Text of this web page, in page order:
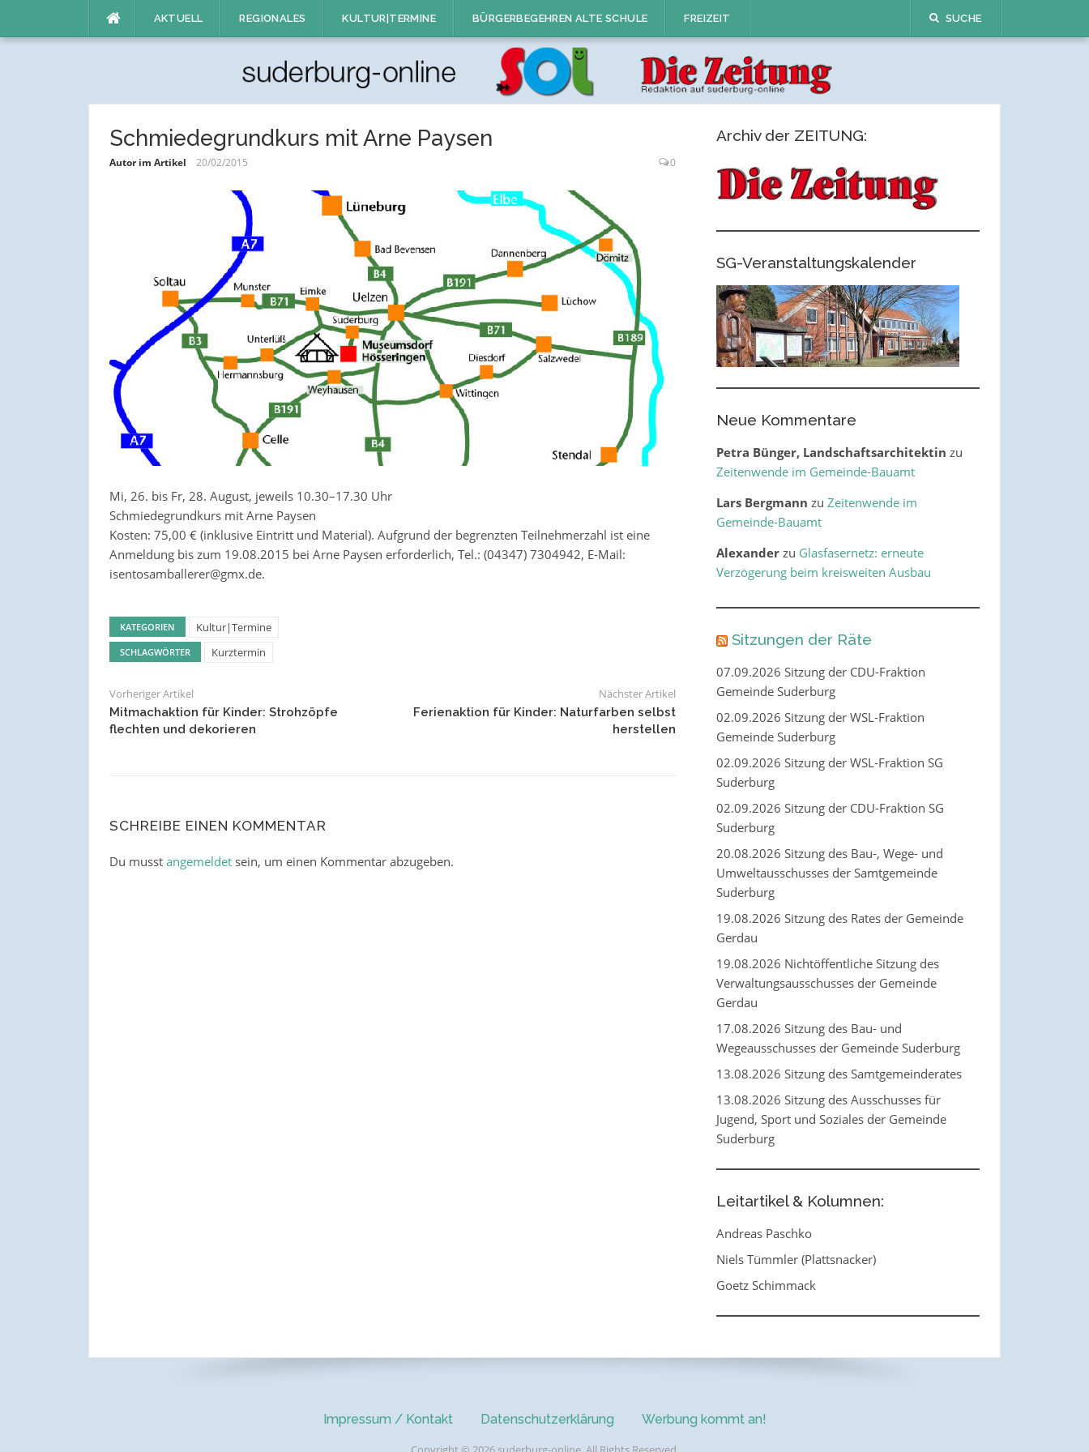
AKTUELL REGIONALES KULTUR|TERMINE BÜRGERBEGEHREN ALTE SCHULE FREIZEIT SUCHE
Schmiedegrundkurs mit Arne Paysen
Autor im Artikel 20/02/2015 0
Mi, 26. bis Fr, 28. August, jeweils 10.30–17.30 Uhr
Schmiedegrundkurs mit Arne Paysen
Kosten: 75,00 € (inklusive Eintritt und Material). Aufgrund der begrenzten Teilnehmerzahl ist eine
Anmeldung bis zum 19.08.2015 bei Arne Paysen erforderlich, Tel.: (04347) 7304942, E-Mail:
isentosamballerer@gmx.de.
KATEGORIEN Kultur|Termine
SCHLAGWÖRTER Kurztermin
Vorheriger Artikel
Mitmachaktion für Kinder: Strohzöpfe
flechten und dekorieren
Nächster Artikel
Ferienaktion für Kinder: Naturfarben selbst
herstellen
SCHREIBE EINEN KOMMENTAR
Du musst angemeldetsein, um einen Kommentar abzugeben.
Archiv der ZEITUNG:
SG-Veranstaltungskalender
Neue Kommentare
Petra Bünger, Landschaftsarchitektin zu
Zeitenwende im Gemeinde-Bauamt
Lars Bergmann zu Zeitenwende im
Gemeinde-Bauamt
Alexanderzu Glasfasernetz: erneute
Verzögerung beim kreisweiten Ausbau
Sitzungen der Räte
07.09.2026 Sitzung der CDU-Fraktion
Gemeinde Suderburg
02.09.2026 Sitzung der WSL-Fraktion
Gemeinde Suderburg
02.09.2026 Sitzung der WSL-Fraktion SG
Suderburg
02.09.2026 Sitzung der CDU-Fraktion SG
Suderburg
20.08.2026 Sitzung des Bau-, Wege- und
Umweltausschusses der Samtgemeinde
Suderburg
19.08.2026 Sitzung des Rates der Gemeinde
Gerdau
19.08.2026 Nichtöffentliche Sitzung des
Verwaltungsausschusses der Gemeinde
Gerdau
17.08.2026 Sitzung des Bau- und
Wegeausschusses der Gemeinde Suderburg
13.08.2026 Sitzung des Samtgemeinderates
13.08.2026 Sitzung des Ausschusses für
Jugend, Sport und Soziales der Gemeinde
Suderburg
Leitartikel & Kolumnen:
Andreas Paschko
Niels Tümmler (Plattsnacker)
Goetz Schimmack
Impressum / Kontakt Datenschutzerklärung Werbung kommt an!